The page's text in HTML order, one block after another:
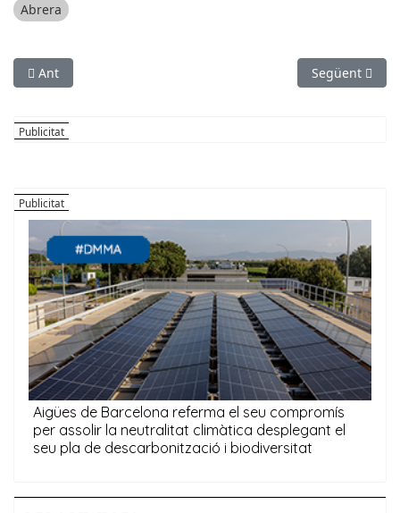
Abrera
Article anterior: SOCIETAT: Ana Roca, presidenta del sindicat
Ant Article
Següent